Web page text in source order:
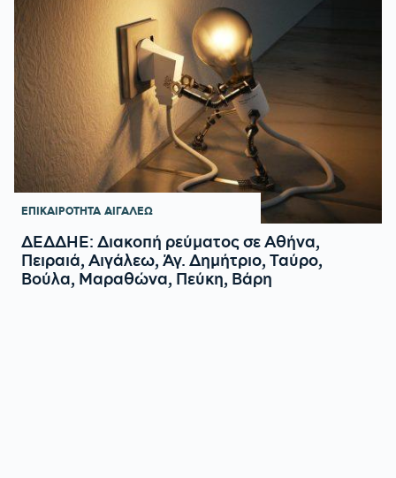
ΕΠΙΚΑΙΡΟΤΗΤΑ ΑΙΓΑΛΕΩ
ΔΕΔΔΗΕ: Διακοπή ρεύματος σε Αθήνα,
Πειραιά, Αιγάλεω, Άγ. Δημήτριο, Ταύρο,
Βούλα, Μαραθώνα, Πεύκη, Βάρη